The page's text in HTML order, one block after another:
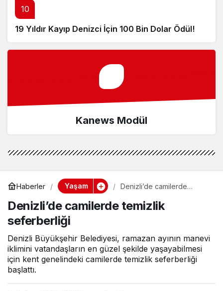
10
19 Yıldır Kayıp Denizci İçin 100 Bin Dolar Ödül!
Kanews Modül
Haberler Yaşam
Denizli’de camilerde
Denizli’de camilerde temizlik
seferberliği
Denizli Büyükşehir Belediyesi, ramazan ayının manevi
iklimini vatandaşların en güzel şekilde yaşayabilmesi
için kent genelindeki camilerde temizlik seferberliği
başlattı.